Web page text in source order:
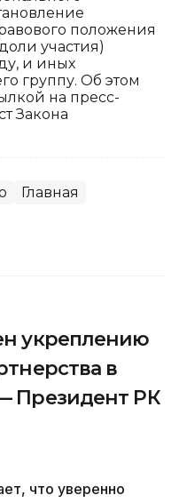
положения
участия)
и иных
группу. Об этом
на пресс-
Закона
Главная
укреплению
в
Президент РК
что уверенно